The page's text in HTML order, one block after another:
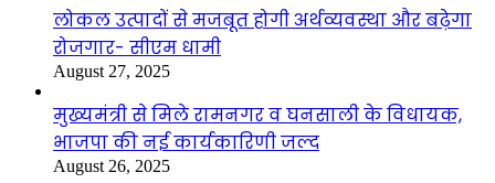
लोकल उत्पादों से मजबूत होगी अर्थव्यवस्था और बढ़ेगा
रोजगार- सीएम धामी
August 27, 2025
मुख्यमंत्री से मिले रामनगर व घनसाली के विधायक,
भाजपा की नई कार्यकारिणी जल्द
August 26, 2025